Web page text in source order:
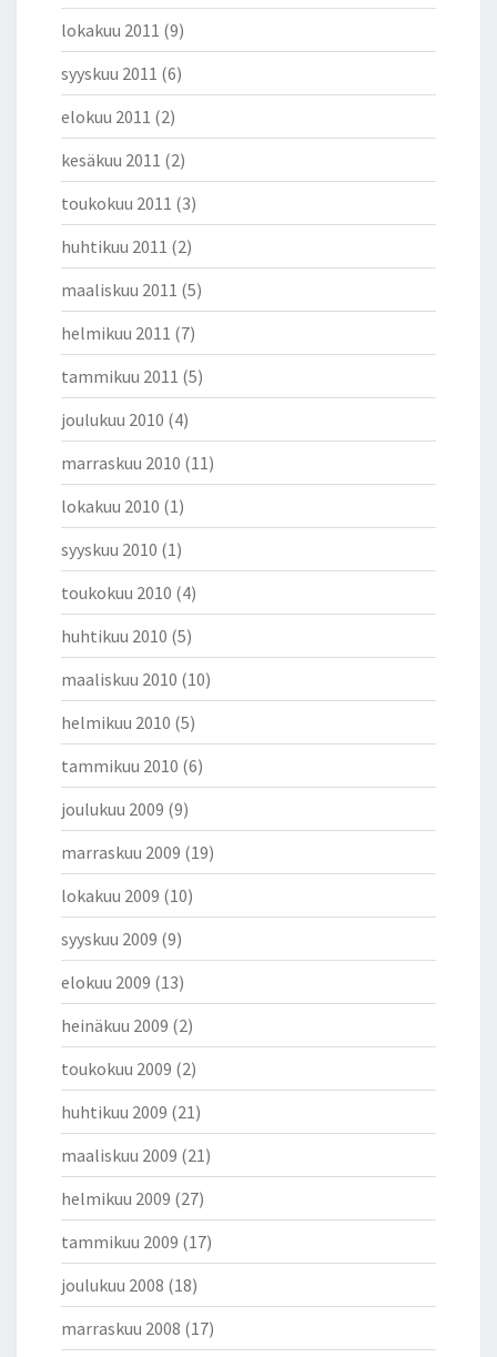
lokakuu 2011 (9)
syyskuu 2011 (6)
elokuu 2011 (2)
kesäkuu 2011 (2)
toukokuu 2011 (3)
huhtikuu 2011 (2)
maaliskuu 2011 (5)
helmikuu 2011 (7)
tammikuu 2011 (5)
joulukuu 2010 (4)
marraskuu 2010 (11)
lokakuu 2010 (1)
syyskuu 2010 (1)
toukokuu 2010 (4)
huhtikuu 2010 (5)
maaliskuu 2010 (10)
helmikuu 2010 (5)
tammikuu 2010 (6)
joulukuu 2009 (9)
marraskuu 2009 (19)
lokakuu 2009 (10)
syyskuu 2009 (9)
elokuu 2009 (13)
heinäkuu 2009 (2)
toukokuu 2009 (2)
huhtikuu 2009 (21)
maaliskuu 2009 (21)
helmikuu 2009 (27)
tammikuu 2009 (17)
joulukuu 2008 (18)
marraskuu 2008 (17)